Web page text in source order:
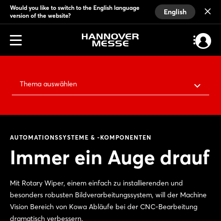
Would you like to switch to the English language
version of the website?
English
Thema auswählen
AUTOMATIONSSYSTEME & -KOMPONENTEN
Immer ein Auge drauf
Mit Rotary Wiper, einem einfach zu installierenden und
besonders robusten Bildverarbeitungssystem, will der Machine
Vision Bereich von Kowa Abläufe bei der CNC-Bearbeitung
dramatisch verbessern.